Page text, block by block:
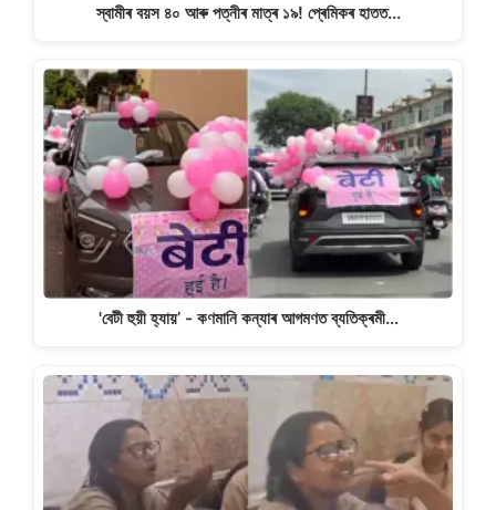
স্বামীৰ বয়স ৪০ আৰু পত্নীৰ মাত্ৰ ১৯! প্ৰেমিকৰ হাতত…
'বেটী হুয়ী হ্যায়’ - কণমানি কন্যাৰ আগমণত ব্যতিক্ৰমী…